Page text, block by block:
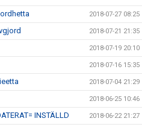
2018-07-27 08:25
2018-07-21 21:35
2018-07-19 20:10
2018-07-16 15:35
2018-07-04 21:29
2018-06-25 10:46
INSTÄLLD 2018-06-22 21:27